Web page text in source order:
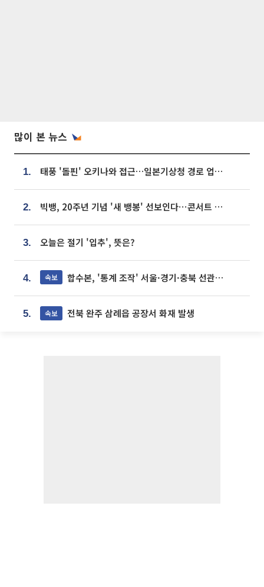
많이 본 뉴스
1. 태풍 '돌핀' 오키나와 접근…일본기상청 경로 업데이트
2. 빅뱅, 20주년 기념 '새 뱅봉' 선보인다⋯콘서트 앞두고 팝업 개최
3. 오늘은 절기 '입추', 뜻은?
4. 속보 합수본, '통계 조작' 서울·경기·충북 선관위 등 추가 압수수색
5. 속보 전북 완주 삼례읍 공장서 화재 발생